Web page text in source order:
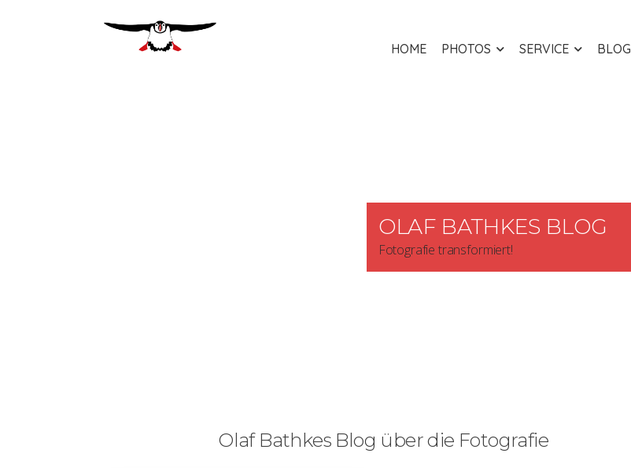
HOME PHOTOS SERVICE BLOG
OLAF BATHKES BLOG
Fotografie transformiert!
Olaf Bathkes Blog über die Fotografie